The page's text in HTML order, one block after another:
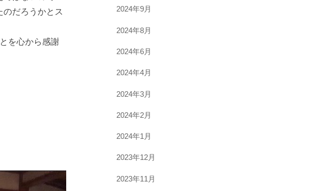
だろうかとス
を心から感謝
2024年9月
2024年8月
2024年6月
2024年4月
2024年3月
2024年2月
2024年1月
2023年12月
2023年11月